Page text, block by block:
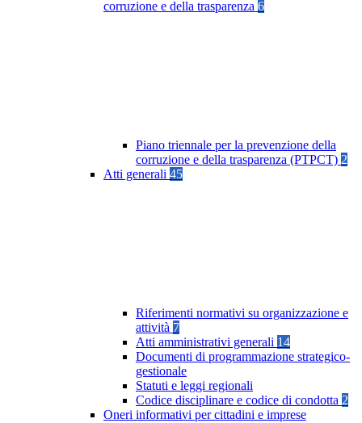
corruzione e della trasparenza 6
Piano triennale per la prevenzione della
corruzione e della trasparenza (PTPCT) 2
Atti generali 45
Riferimenti normativi su organizzazione e
attività 7
Atti amministrativi generali 14
Documenti di programmazione strategico-
gestionale
Statuti e leggi regionali
Codice disciplinare e codice di condotta 2
Oneri informativi per cittadini e imprese